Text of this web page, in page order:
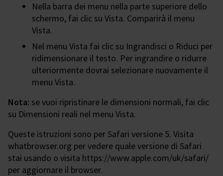
Nella barra dei menu nella parte superiore dello
schermo, fai clic su Vista. Comparirà il menu
Vista.
Nel menu Vista fai clic su Ingrandisci o Riduci per
ridimensionare il testo. Per ingrandire o ridurre
ulteriormente dovrai selezionare nuovamente il
menu Vista.
Nota: se vuoi ripristinare le dimensioni normali, fai clic
su Dimensioni reali nel menu Vista.
Queste istruzioni sono per Safari versione 5. Visita
whatbrowser.org per vedere quale versione di Safari
stai usando o visita https://www.apple.com/uk/safari/
per aggiornare il browser.